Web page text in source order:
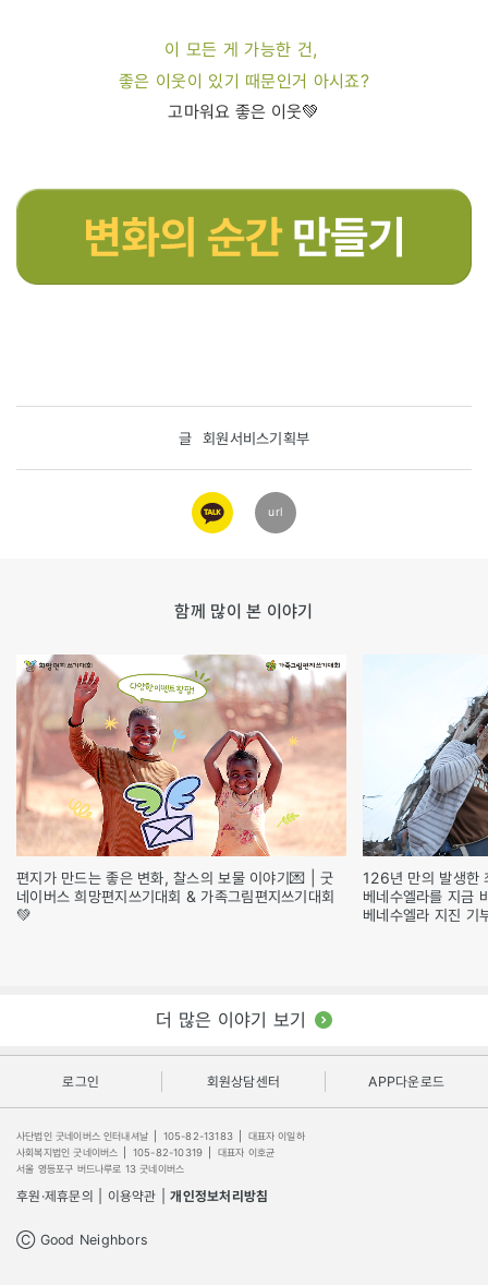
이 모든 게 가능한 건,
좋은 이웃이 있기 때문인거 아시죠?
고마워요 좋은 이웃💚
글 회원서비스기획부
카카오
링크
url
함께 많이 본 이야기
편지가 만드는 좋은 변화, 찰스의 보물 이야기💌 | 굿
네이버스 희망편지쓰기대회 & 가족그림편지쓰기대회
💚
126년 만의 발생한
베네수엘라를 지금
베네수엘라 지진 기
더 많은 이야기 보기
로그인 회원상담센터 APP다운로드
사단법인 굿네이버스 인터내셔날 105-82-13183
대표자 이일하
사회복지법인 굿네이버스
105-82-10319
대표자 이호균
서울 영등포구 버드나루로 13 굿네이버스
후원·제휴문의 이용약관 개인정보처리방침
Ⓒ Good Neighbors